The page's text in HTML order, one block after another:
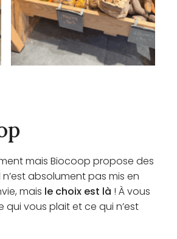
mais Biocoop propose des
n’est absolument pas mis en
mais le choix est là ! À vous
vous plait et ce qui n’est